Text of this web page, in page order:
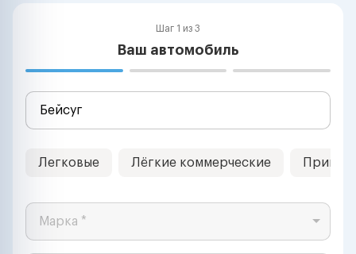
Шаг 1 из 3
Ваш автомобиль
Легковые Лёгкие коммерческие
Марка *